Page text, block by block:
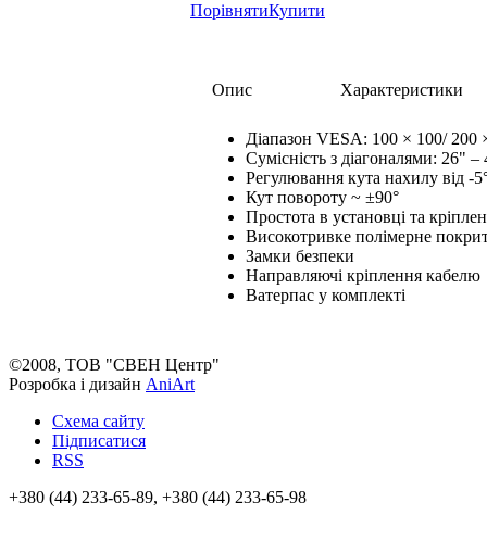
ПорівнятиКупити
Опис Характеристики
Діапазон VESA: 100 × 100/ 200
Сумісність з діагоналями: 26"
Регулювання кута нахилу від -
Кут повороту ~ ±90°
Простота в установці та
Високотривке полімерне
Замки безпеки
Направляючі кріплення кабелю
Ватерпас у комплекті
©2008, ТОВ "СВЕН Центр"
Розробка і дизайн AniArt
Схема сайту
Підписатися
RSS
+380 (44) 233-65-89, +380 (44) 233-65-98